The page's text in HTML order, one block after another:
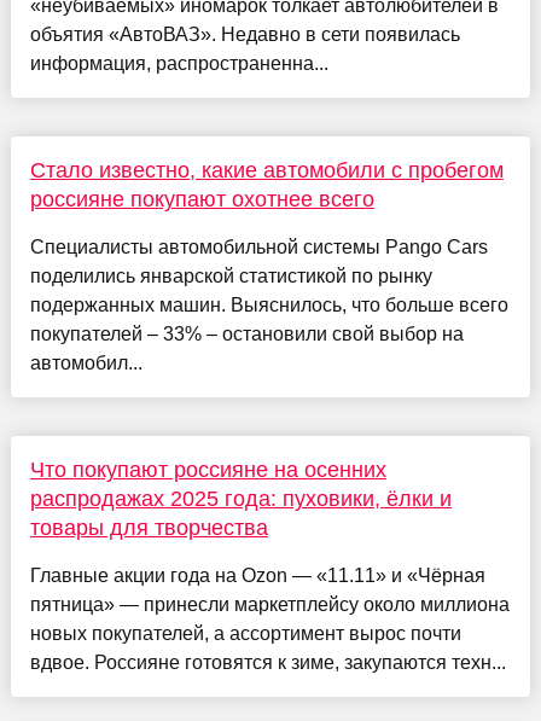
«неубиваемых» иномарок толкает автолюбителей в
объятия «АвтоВАЗ». Недавно в сети появилась
информация, распространенна...
Стало известно, какие автомобили с пробегом
россияне покупают охотнее всего
Специалисты автомобильной системы Pango Cars
поделились январской статистикой по рынку
подержанных машин. Выяснилось, что больше всего
покупателей – 33% – остановили свой выбор на
автомобил...
Что покупают россияне на осенних
распродажах 2025 года: пуховики, ёлки и
товары для творчества
Главные акции года на Ozon — «11.11» и «Чёрная
пятница» — принесли маркетплейсу около миллиона
новых покупателей, а ассортимент вырос почти
вдвое. Россияне готовятся к зиме, закупаются техн...